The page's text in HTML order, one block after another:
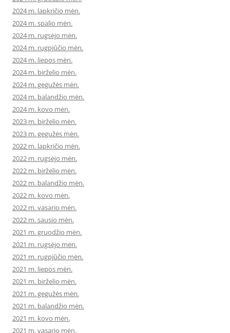
2024 m. lapkričio mėn.
2024 m. spalio mėn.
2024 m. rugsėjo mėn.
2024 m. rugpjūčio mėn.
2024 m. liepos mėn.
2024 m. birželio mėn.
2024 m. gegužės mėn.
2024 m. balandžio mėn.
2024 m. kovo mėn.
2023 m. birželio mėn.
2023 m. gegužės mėn.
2022 m. lapkričio mėn.
2022 m. rugsėjo mėn.
2022 m. birželio mėn.
2022 m. balandžio mėn.
2022 m. kovo mėn.
2022 m. vasario mėn.
2022 m. sausio mėn.
2021 m. gruodžio mėn.
2021 m. rugsėjo mėn.
2021 m. rugpjūčio mėn.
2021 m. liepos mėn.
2021 m. birželio mėn.
2021 m. gegužės mėn.
2021 m. balandžio mėn.
2021 m. kovo mėn.
2021 m. vasario mėn.